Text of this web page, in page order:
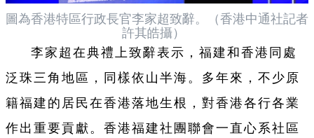
圖為香港特區行政長官李家超致辭。（香港中通社記者
許其皓攝）
李家超在典禮上致辭表示，福建和香港同處
泛珠三角地區，同樣依山半海。多年來，不少原
籍福建的居民在香港落地生根，對香港各行各業
作出重要貢獻。香港福建社團聯會一直心系社區